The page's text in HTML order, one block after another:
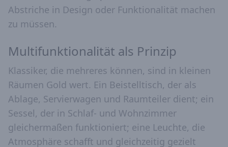
Abstriche in Design oder Funktionalität machen
zu müssen.
Multifunktionalität als Prinzip
Klassiker, die mehreres können, sind in kleinen
Räumen Gold wert. Ein Beistelltisch, der als
Ablage, Servierwagen und Raumteiler dient; ein
Sessel, der in Schlaf- und Wohnzimmer
gleichermaßen funktioniert; eine Leuchte, die
Atmosphäre schafft und gleichzeitig gezielt